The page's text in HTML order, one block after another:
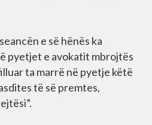
e së hënës ka
pyetjet e avokatit mbrojtës
ta marrë në pyetje këtë
të së premtes,